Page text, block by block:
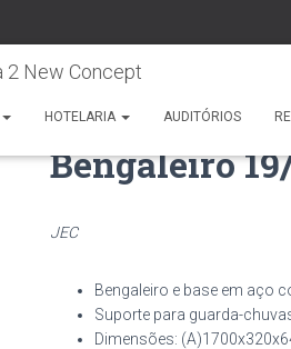
HOTELARIA AUDITÓRIOS
Bengaleiro
JEC
Bengaleiro e base em aço
Suporte para guarda-
Dimensões: